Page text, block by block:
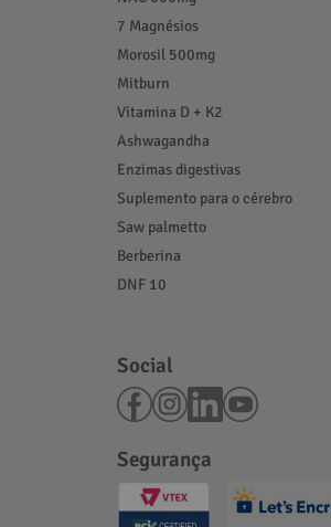
7 Magnésios
Morosil 500mg
Mitburn
Vitamina D + K2
Ashwagandha
Enzimas digestivas
Suplemento para o cérebro
Saw palmetto
Berberina
DNF 10
Social
Segurança